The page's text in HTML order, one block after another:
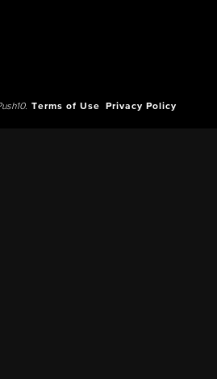
Terms of Use Privacy Policy